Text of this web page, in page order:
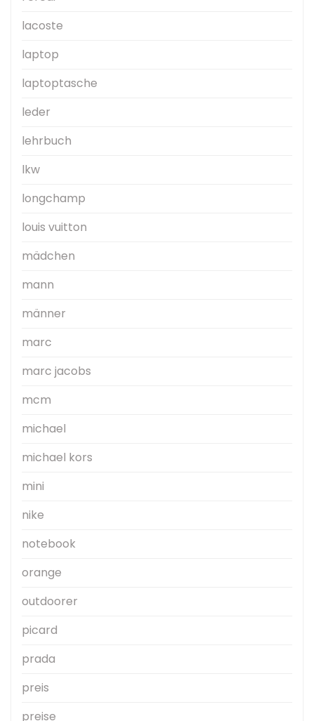
lacoste
laptop
laptoptasche
leder
lehrbuch
lkw
longchamp
louis vuitton
mädchen
mann
männer
marc
marc jacobs
mcm
michael
michael kors
mini
nike
notebook
orange
outdoorer
picard
prada
preis
preise